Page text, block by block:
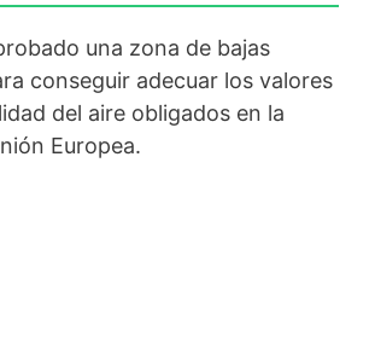
una zona de bajas
conseguir adecuar los valores
del aire obligados en la
Europea.